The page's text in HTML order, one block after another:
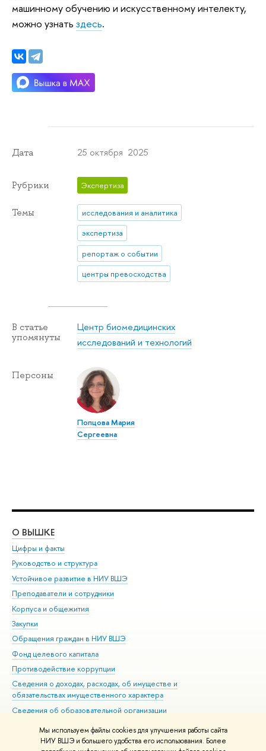
Мы используем файлы cookies для улучшения работы сайта
НИУ ВШЭ и большего удобства его использования. Более
машинному обучению и искусственному интелекту,
можно узнать здесь.
Дата 25 октября 2025
Рубрики Экспертиза
Темы
исследования и аналитика
экспертиза
репортаж о событии
центры превосходства
В статье
упомянуты
Центр биомедицинских
исследований и технологий
Персоны
Попцова Мария
Сергеевна
О ВЫШКЕ
Цифры и факты
Руководство и структура
Устойчивое развитие в НИУ ВШЭ
Преподаватели и сотрудники
Корпуса и общежития
Закупки
Обращения граждан в НИУ ВШЭ
Фонд целевого капитала
Противодействие коррупции
Сведения о доходах, расходах, об имуществе и
обязательствах имущественного характера
Сведения об образовательной организации
Людям с ограниченными возможностями здоровья
Единая платежная страница